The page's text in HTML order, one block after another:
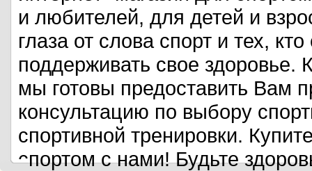
и любителей, для детей и
глаза от слова спорт и тех,
поддерживать свое
мы готовы предоставить Вам
консультацию по выбору
спортивной тренировки.
спортом с нами! Будьте